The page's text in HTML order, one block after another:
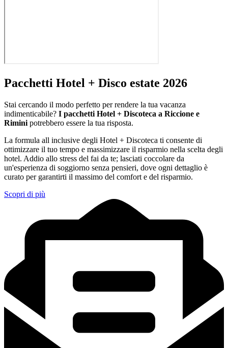
Pacchetti Hotel + Disco estate 2026
Stai cercando il modo perfetto per rendere la tua vacanza
indimenticabile? I pacchetti Hotel + Discoteca a Riccione e
Rimini potrebbero essere la tua risposta.
La formula all inclusive degli Hotel + Discoteca ti consente di
ottimizzare il tuo tempo e massimizzare il risparmio nella scelta degli
hotel. Addio allo stress del fai da te; lasciati coccolare da
un'esperienza di soggiorno senza pensieri, dove ogni dettaglio è
curato per garantirti il massimo del comfort e del risparmio.
Scopri di più